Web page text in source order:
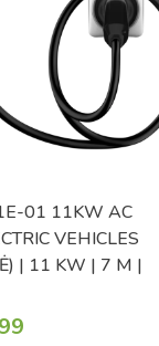
01 11KW AC
VEHICLES
| 11 KW | 7 M |